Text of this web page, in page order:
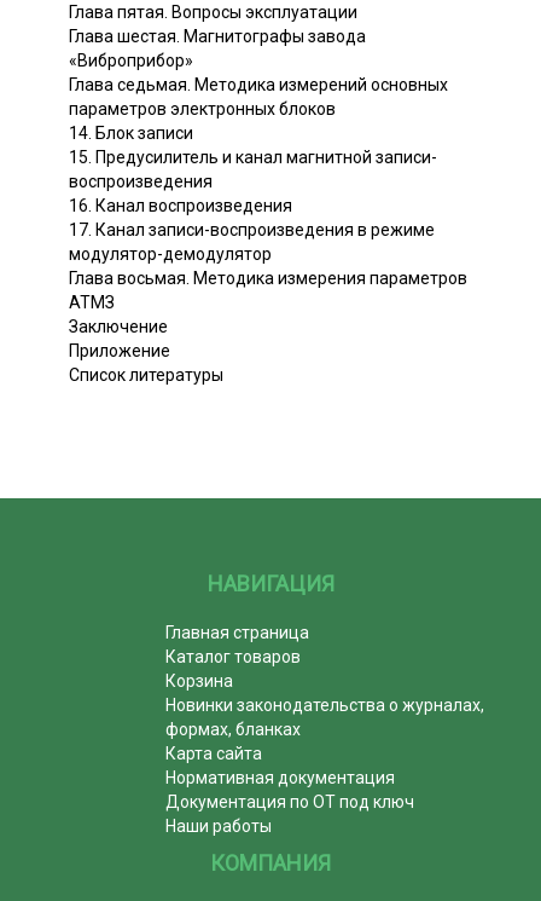
Глава пятая. Вопросы эксплуатации
Глава шестая. Магнитографы завода
«Виброприбор»
Глава седьмая. Методика измерений основных
параметров электронных блоков
14. Блок записи
15. Предусилитель и канал магнитной записи-
воспроизведения
16. Канал воспроизведения
17. Канал записи-воспроизведения в режиме
модулятор-демодулятор
Глава восьмая. Методика измерения параметров
АТМЗ
Заключение
Приложение
Список литературы
НАВИГАЦИЯ
Главная страница
Каталог товаров
Корзина
Новинки законодательства о журналах,
формах, бланках
Карта сайта
Нормативная документация
Документация по ОТ под ключ
Наши работы
КОМПАНИЯ